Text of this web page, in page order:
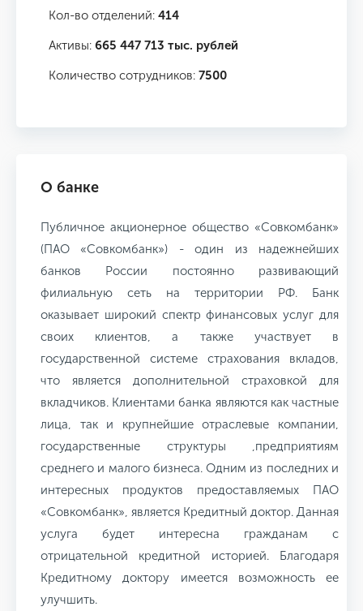
Кол-во отделений: 414
Активы: 665 447 713 тыс. рублей
Количество сотрудников: 7500
О банке
Публичное акционерное общество «Совкомбанк»
(ПАО «Совкомбанк») - один из надежнейших
банков России постоянно развивающий
филиальную сеть на территории РФ. Банк
оказывает широкий спектр финансовых услуг для
своих клиентов, а также участвует в
государственной системе страхования вкладов,
что является дополнительной страховкой для
вкладчиков. Клиентами банка являются как частные
лица, так и крупнейшие отраслевые компании,
государственные структуры ,предприятиям
среднего и малого бизнеса. Одним из последних и
интересных продуктов предоставляемых ПАО
«Совкомбанк», является Кредитный доктор. Данная
услуга будет интересна гражданам с
отрицательной кредитной историей. Благодаря
Кредитному доктору имеется возможность ее
улучшить.